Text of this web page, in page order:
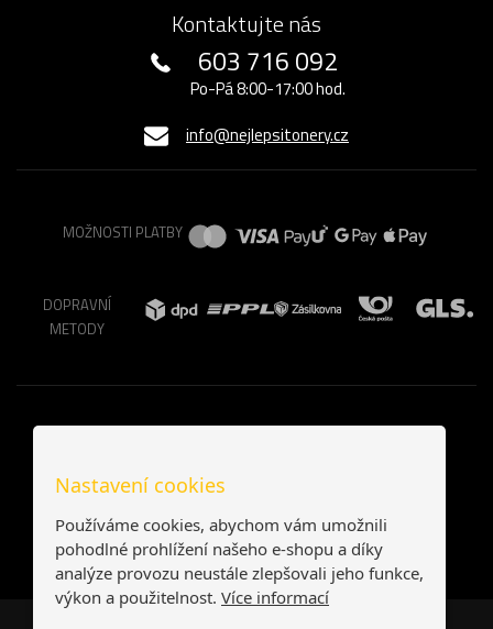
Kontaktujte nás
603 716 092
Po-Pá 8:00-17:00 hod.
info@nejlepsitonery.cz
MOŽNOSTI PLATBY
DOPRAVNÍ
METODY
Nastavení cookies
Používáme cookies, abychom vám umožnili
pohodlné prohlížení našeho e-shopu a díky
analýze provozu neustále zlepšovali jeho funkce,
výkon a použitelnost. Více informací